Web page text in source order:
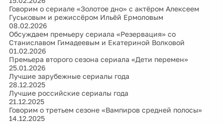
Говорим о сериале «Золотое дно» с актёром Алексеем
Гуськовым и режиссёром Ильёй Ермоловым
08.02.2026
Обсуждаем премьеру сериала «Резервация» со
Станиславом Гимадеевым и Екатериной Волковой
01.02.2026
Премьера второго сезона сериала «Дети перемен»
25.01.2026
Лучшие зарубежные сериалы года
28.12.2025
Лучшие российские сериалы года
21.12.2025
Говорим о третьем сезоне «Вампиров средней полосы»
14.12.2025